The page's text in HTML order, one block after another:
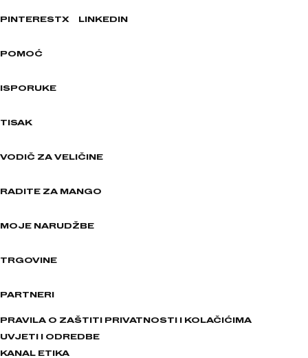
PINTERESTX LINKEDIN
POMOĆ
ISPORUKE
TISAK
VODIČ ZA VELIČINE
RADITE ZA MANGO
MOJE NARUDŽBE
TRGOVINE
PARTNERI
PRAVILA O ZAŠTITI PRIVATNOSTI I KOLAČIĆIMA
UVJETI I ODREDBE
KANAL ETIKA